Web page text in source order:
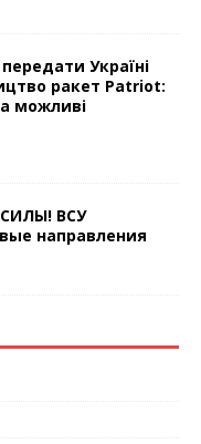
Україні
ракет Patriot:
можливі
ВСУ
направления